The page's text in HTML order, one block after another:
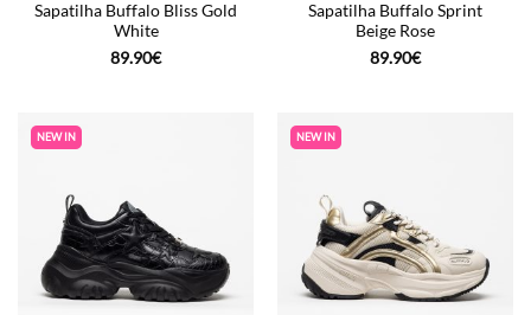
Sapatilha Buffalo Bliss Gold
White
89.90€
Sapatilha Buffalo Sprint
Beige Rose
89.90€
NEW IN NEW IN